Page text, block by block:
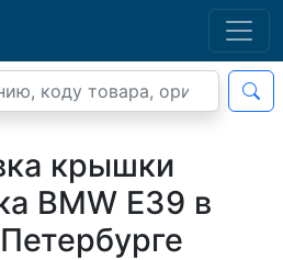
крышки
BMW E39 в